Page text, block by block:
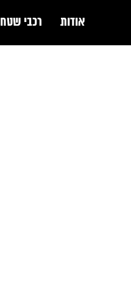
אודות רכבי שטח